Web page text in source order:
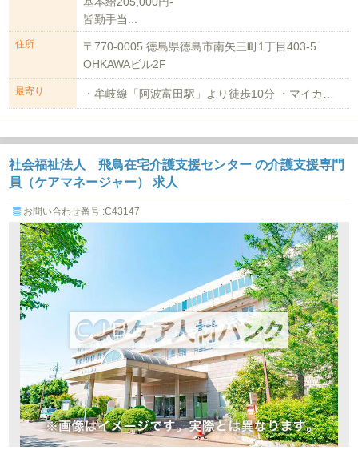
皆勤手当...
住所
〒770-0005 徳島県徳島市南矢三町1丁目403-5
OHKAWAビル2F
最寄り ・牟岐線「阿波富田駅」より徒歩10分 ・マイカー通勤:可（駐車場代3,000...
社会福祉法人 飛鳥在宅介護支援センター の介護支援専門
員（ケアマネージャー） 求人
お問い合わせ番号 :C43147